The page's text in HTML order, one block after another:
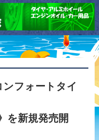
フォートタイ
を新規発売開